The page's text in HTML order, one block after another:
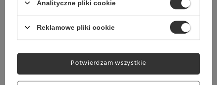
Analityczne pliki cookie
Reklamowe pliki cookie
Potwierdzam wszystkie